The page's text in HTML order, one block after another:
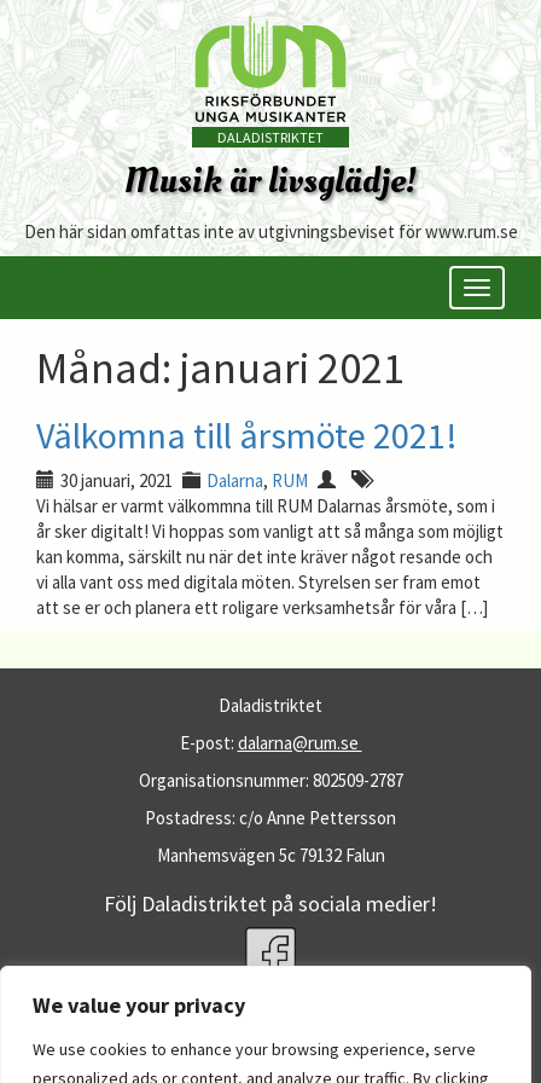
We value your privacy
We use cookies to enhance your browsing experience, serve
personalized ads or content, and analyze our traffic. By clicking
DALADISTRIKTET
Musik är livsglädje!
Den här sidan omfattas inte av utgivningsbeviset för www.rum.se
Öppna/
meny
Månad: januari 2021
Välkomna till årsmöte 2021!
30 januari, 2021 Dalarna, RUM
Vi hälsar er varmt välkommna till RUM Dalarnas årsmöte, som i
år sker digitalt! Vi hoppas som vanligt att så många som möjligt
kan komma, särskilt nu när det inte kräver något resande och
vi alla vant oss med digitala möten. Styrelsen ser fram emot
att se er och planera ett roligare verksamhetsår för våra […]
Daladistriktet
E-post: dalarna@rum.se
Organisationsnummer: 802509-2787
Postadress: c/o Anne Pettersson
Manhemsvägen 5c 79132 Falun
Följ Daladistriktet på sociala medier!
Fler RUM-webbplatser
RUM.se
Dataskyddspolicy